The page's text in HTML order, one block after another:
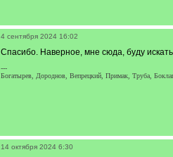
4 сентября 2024 16:02
Спасибо. Наверное, мне сюда, буду
---
Богатырев, Дороднов, Вепрецкий, Примак, Труба,
14 октября 2024 6:30